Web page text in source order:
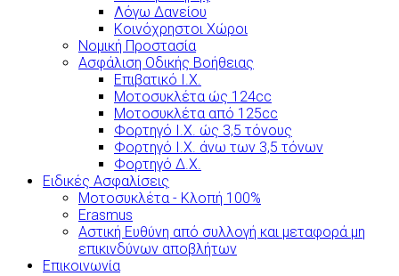
Λόγω Δανείου
Κοινόχρηστοι Χώροι
Νομική Προστασία
Ασφάλιση Οδικής Βοήθειας
Επιβατικό Ι.Χ.
Μοτοσυκλέτα ώς 124cc
Μοτοσυκλέτα από 125cc
Φορτηγό Ι.Χ. ώς 3,5 τόνους
Φορτηγό Ι.Χ. άνω των 3,5 τόνων
Φορτηγό Δ.Χ.
Ειδικές Ασφαλίσεις
Μοτοσυκλέτα - Κλοπή 100%
Erasmus
Αστική Ευθύνη από συλλογή και μεταφορά μη
επικινδύνων αποβλήτων
Επικοινωνία